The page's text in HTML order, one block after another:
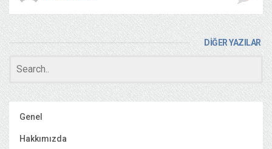
DİĞER YAZILAR
Genel
Hakkımızda